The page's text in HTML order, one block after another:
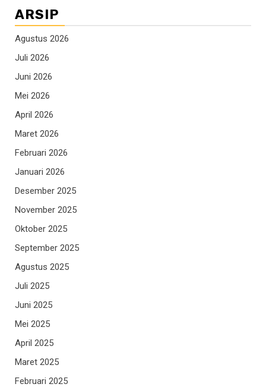
ARSIP
Agustus 2026
Juli 2026
Juni 2026
Mei 2026
April 2026
Maret 2026
Februari 2026
Januari 2026
Desember 2025
November 2025
Oktober 2025
September 2025
Agustus 2025
Juli 2025
Juni 2025
Mei 2025
April 2025
Maret 2025
Februari 2025